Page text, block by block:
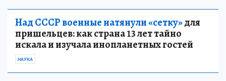
Над СССР военные натянули «сетку»для
пришельцев: как страна 13 лет тайно
искала и изучала инопланетных гостей
НАУКА